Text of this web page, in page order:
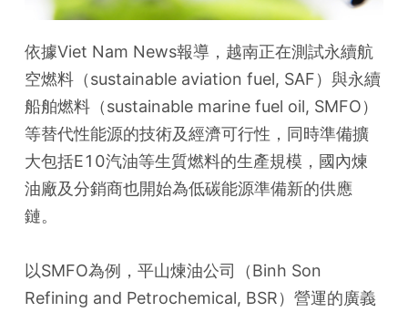
依據Viet Nam News報導，越南正在測試永續航
空燃料（sustainable aviation fuel, SAF）與永續
船舶燃料（sustainable marine fuel oil, SMFO）
等替代性能源的技術及經濟可行性，同時準備擴
大包括E10汽油等生質燃料的生產規模，國內煉
油廠及分銷商也開始為低碳能源準備新的供應
鏈。
以SMFO為例，平山煉油公司（Binh Son
Refining and Petrochemical, BSR）營運的廣義